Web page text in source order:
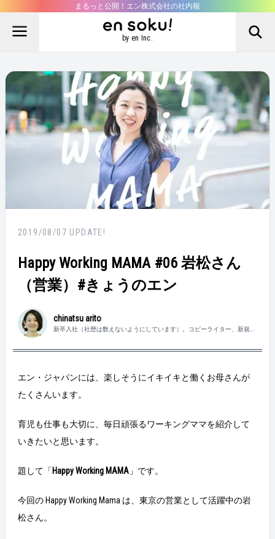
まるっと公開！エン株式会社の社内報
by en Inc.
2019/08/07 UPDATE!
Happy Working MAMA #06 岩松さん
（営業）#きょうのエン
chinatsu arito
新卒入社（社歴は数えないようにしています）。コピーライター、新規事
エン・ジャパンには、楽しそうにイキイキと働くお母さんが
たくさんいます。
育児も仕事も大切に、毎日頑張るワーキングママを紹介して
いきたいと思います。
題して「 Happy Working MAMA 」です。
今回の Happy Working Mama は、東京の営業として活躍中の岩
松さん。